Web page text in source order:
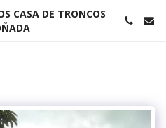
CASA DE TRONCOS